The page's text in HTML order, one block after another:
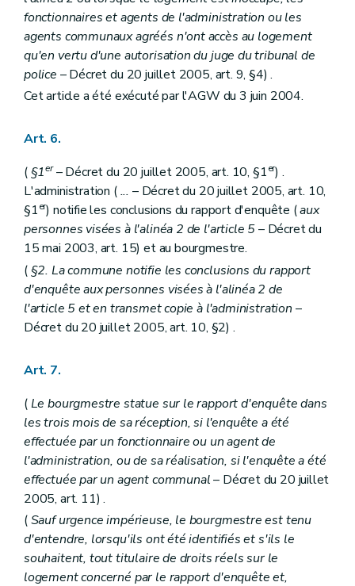
fonctionnaires et agents de l'administration ou les
agents communaux agréés n'ont accès au logement
qu'en vertu d'une autorisation du juge du tribunal de
police – Décret du 20 juillet 2005, art. 9, §4) .
Cet article a été exécuté par l'AGW du 3 juin 2004.
Art. 6.
(§1er– Décret du 20 juillet 2005, art. 10, §1er) .
L'administration (... – Décret du 20 juillet 2005, art. 10,
§1er) notifie les conclusions du rapport d'enquête (aux
personnes visées à l'alinéa 2 de l'article 5– Décret du
15 mai 2003, art. 15) et au bourgmestre.
( §2. La commune notifie les conclusions du rapport
d'enquête aux personnes visées à l'alinéa 2 de
l'article 5 et en transmet copie à l'administration –
Décret du 20 juillet 2005, art. 10, §2) .
Art. 7.
(Le bourgmestre statue sur le rapport d'enquête dans
les trois mois de sa réception, si l'enquête a été
effectuée par un fonctionnaire ou un agent de
l'administration, ou de sa réalisation, si l'enquête a été
effectuée par un agent communal– Décret du 20 juillet
2005, art. 11) .
(Sauf urgence impérieuse, le bourgmestre est tenu
d'entendre, lorsqu'ils ont été identifiés et s'ils le
souhaitent, tout titulaire de droits réels sur le
logement concerné par le rapport d'enquête et,